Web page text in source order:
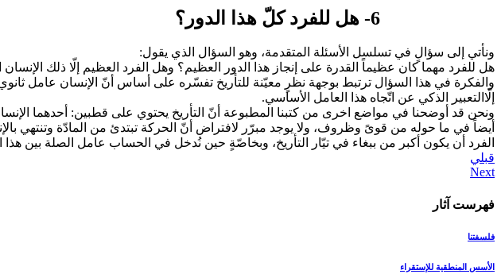
ونأتي إلى سؤالٍ في تسلسل الأسئلة المتقدمة، وهو السؤال الذي يقول:
هل للفرد مهما كان عظيماً القدرة على إنجاز هذا الدور العظيم؟ وهل الفرد العظيم إلّا ذلك
والفكرة في هذا السؤال ترتبط بوجهة نظرٍ معيّنة للتأريخ تفسّره على أساس أنّ الإنسان عامل
إلّاالتعبير الذكي عن اتّجاه هذا العامل الأساسي.
ونحن قد أوضحنا في مواضع اخرى من كتبنا المطبوعة أنّ التأريخ يحتوي على قطبين: أحدهما
أيضاً في ما حوله من قوىً وظروف، ولا يوجد مبرّر لافتراض أنّ الحركة تبتدئ من المادّة وتنتهي
الفرد أن يكون أكبر من ببغاء في تيّار التأريخ، وبخاصّةٍ حين نُدخل في الحساب عامل الصلة بين
قبلي
فهرست آثار
فلسفتنا
الأسس المنطقیة للإستقراء